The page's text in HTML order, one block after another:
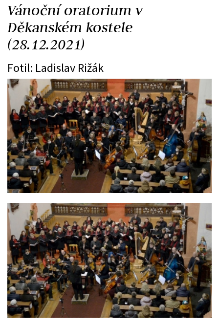
Vánoční oratorium v
Děkanském kostele
(28.12.2021)
Fotil: Ladislav Rižák